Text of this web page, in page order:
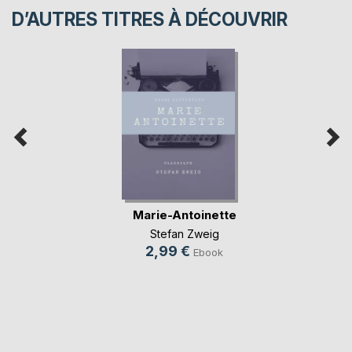
D’AUTRES TITRES À DÉCOUVRIR
Marie-Antoinette
Stefan Zweig
2,99 € Ebook